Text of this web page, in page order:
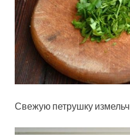
Свежую петрушку